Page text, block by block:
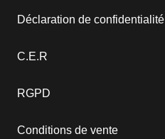
Déclaration de confidentialité
C.E.R
RGPD
Conditions de vente